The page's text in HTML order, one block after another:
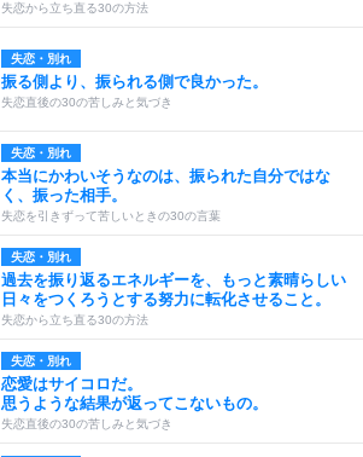
失恋から立ち直る30の方法
失恋・別れ
振る側より、振られる側で良かった。
失恋直後の30の苦しみと気づき
失恋・別れ
本当にかわいそうなのは、振られた自分ではな
く、振った相手。
失恋を引きずって苦しいときの30の言葉
失恋・別れ
過去を振り返るエネルギーを、もっと素晴らしい
日々をつくろうとする努力に転化させること。
失恋から立ち直る30の方法
失恋・別れ
恋愛はサイコロだ。
思うような結果が返ってこないもの。
失恋直後の30の苦しみと気づき